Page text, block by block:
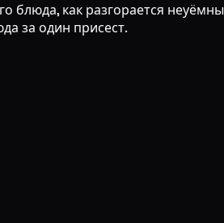
блюда, как разгорается
за один присест.